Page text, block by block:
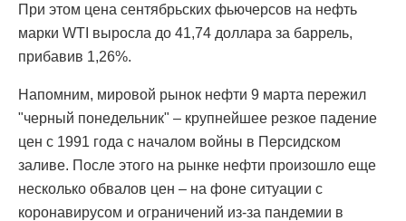
При этом цена сентябрьских фьючерсов на нефть
марки WTI выросла до 41,74 доллара за баррель,
прибавив 1,26%.
Напомним, мировой рынок нефти 9 марта пережил
"черный понедельник" – крупнейшее резкое падение
цен с 1991 года с началом войны в Персидском
заливе. После этого на рынке нефти произошло еще
несколько обвалов цен – на фоне ситуации с
коронавирусом и ограничений из-за пандемии в